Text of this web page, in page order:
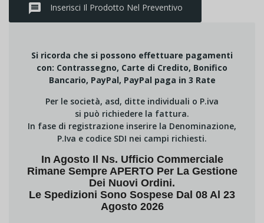
message Inserisci Il Prodotto Nel Preventivo
Si ricorda che si possono effettuare pagamenti
con: Contrassegno, Carte di Credito, Bonifico
Bancario, PayPal, PayPal paga in 3 Rate
Per le società, asd, ditte individuali o P.iva
si può richiedere la fattura.
In fase di registrazione inserire la Denominazione,
P.Iva e codice SDI nei campi richiesti.
In Agosto Il Ns. Ufficio Commerciale
Rimane Sempre APERTO Per La Gestione
Dei Nuovi Ordini.
Le Spedizioni Sono Sospese Dal 08 Al 23
Agosto 2026